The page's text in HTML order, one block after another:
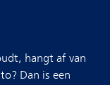
hangt af van
Dan is een